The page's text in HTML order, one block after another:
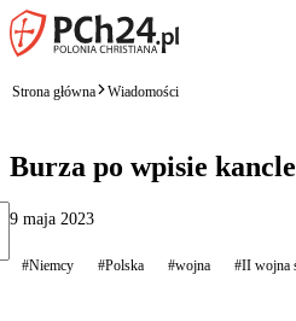
Strona główna Wiadomości
Burza po wpisie
9 maja 2023
#Niemcy #Polska #wojna #II wojna